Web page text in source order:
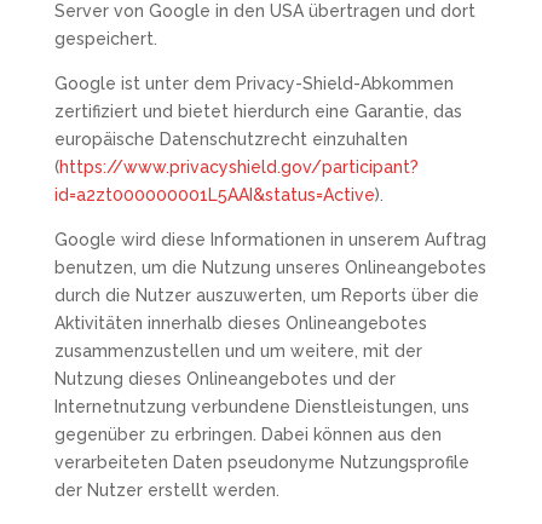
Server von Google in den USA übertragen und dort
gespeichert.
Google ist unter dem Privacy-Shield-Abkommen
zertifiziert und bietet hierdurch eine Garantie, das
europäische Datenschutzrecht einzuhalten
(https://www.privacyshield.gov/participant?
id=a2zt000000001L5AAI&status=Active).
Google wird diese Informationen in unserem Auftrag
benutzen, um die Nutzung unseres Onlineangebotes
durch die Nutzer auszuwerten, um Reports über die
Aktivitäten innerhalb dieses Onlineangebotes
zusammenzustellen und um weitere, mit der
Nutzung dieses Onlineangebotes und der
Internetnutzung verbundene Dienstleistungen, uns
gegenüber zu erbringen. Dabei können aus den
verarbeiteten Daten pseudonyme Nutzungsprofile
der Nutzer erstellt werden.